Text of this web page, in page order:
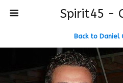
Spirit45 -
Back to Daniel